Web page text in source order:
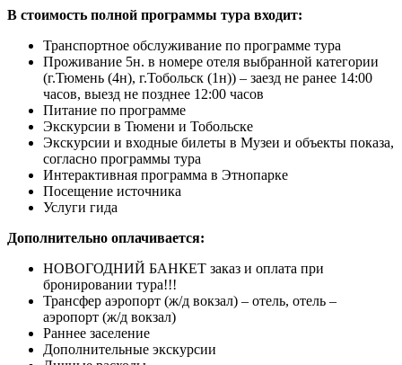
В стоимость полной программы тура входит:
Транспортное обслуживание по программе тура
Проживание 5н. в номере отеля выбранной категории
(г.Тюмень (4н), г.Тобольск (1н)) – заезд не ранее 14:00
часов, выезд не позднее 12:00 часов
Питание по программе
Экскурсии в Тюмени и Тобольске
Экскурсии и входные билеты в Музеи и объекты показа,
согласно программы тура
Интерактивная программа в Этнопарке
Посещение источника
Услуги гида
Дополнительно оплачивается:
НОВОГОДНИЙ БАНКЕТ заказ и оплата при
бронировании тура!!!
Трансфер аэропорт (ж/д вокзал) – отель, отель –
аэропорт (ж/д вокзал)
Раннее заселение
Дополнительные экскурсии